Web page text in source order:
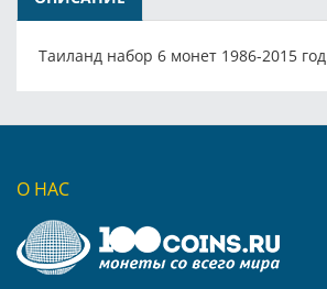
Таиланд набор 6 монет 1986-2015 год
О НАС